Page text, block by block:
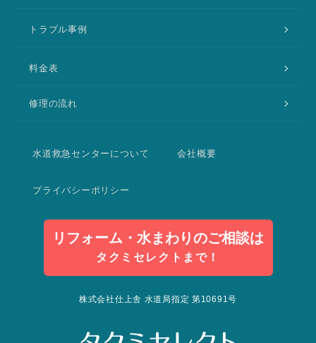
トラブル事例
料金表
修理の流れ
水道救急センターについて 会社概要
プライバシーポリシー
リフォーム・水まわりのご相談は
タクミセレクトまで！
株式会社仕上舎 水道局指定 第10691号